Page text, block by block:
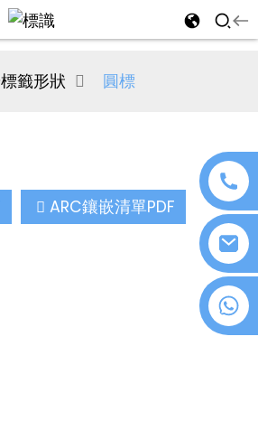
籤形狀 圓標
ARC鑲嵌清單PDF